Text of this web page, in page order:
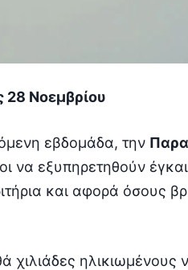
28 Νοεμβρίου
εβδομάδα, την
να εξυπηρετηθούν
και αφορά όσους
χιλιάδες ηλικιωμένους